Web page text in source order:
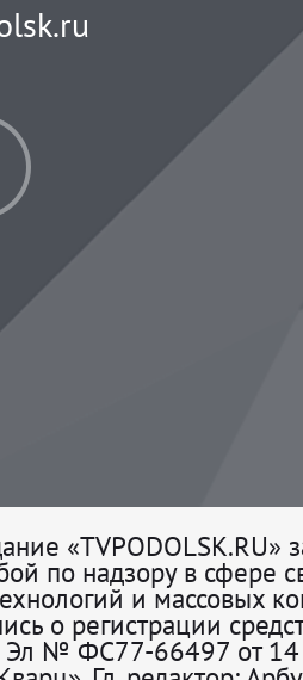
«TVPODOLSK.RU»
по надзору в сфере
и массовых
о регистрации
№ ФС77-66497 от 14